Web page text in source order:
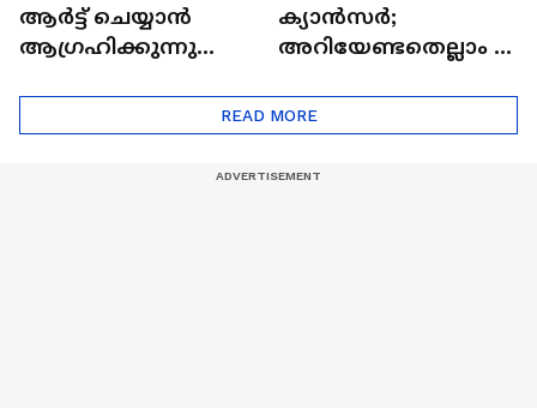
ആർട്ട് ചെയ്യാൻ
ആഗ്രഹിക്കുന്നുണ്ടോ
ട്രെൻഡിനെക്കുറിച്ച് |
Nail Art | Trends Cafe
ക്യാൻസർ;
അറിയേണ്ടതെല്ലാം |
Cancer
READ MORE